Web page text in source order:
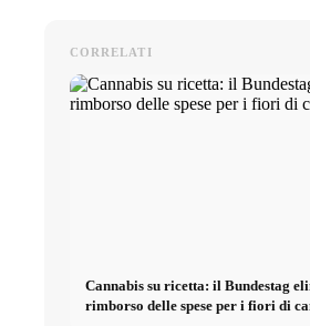
CORRELATI
Cannabis su ricetta: il Bundestag
rimborso delle spese per i fiori di